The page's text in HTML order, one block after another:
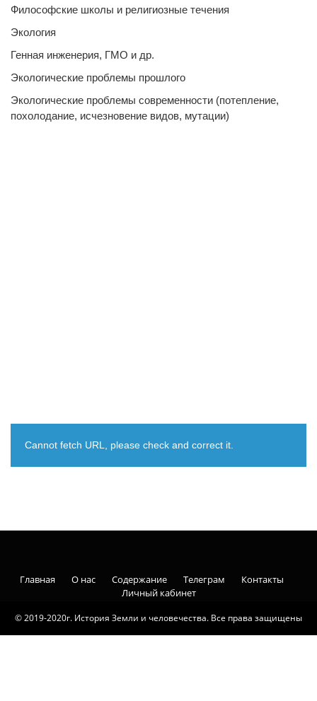
Философские школы и религиозные течения
Экология
Генная инженерия, ГМО и др.
Экологические проблемы прошлого
Экологические проблемы современности (потепление,
похолодание, исчезновение видов, мутации)
Cannot fetch URL, please check and correct it.
© 2019-2020г. История Земли и человечества. Все права защищены
Главная О нас Содержание Телеграм
Контакты
Личный кабинет